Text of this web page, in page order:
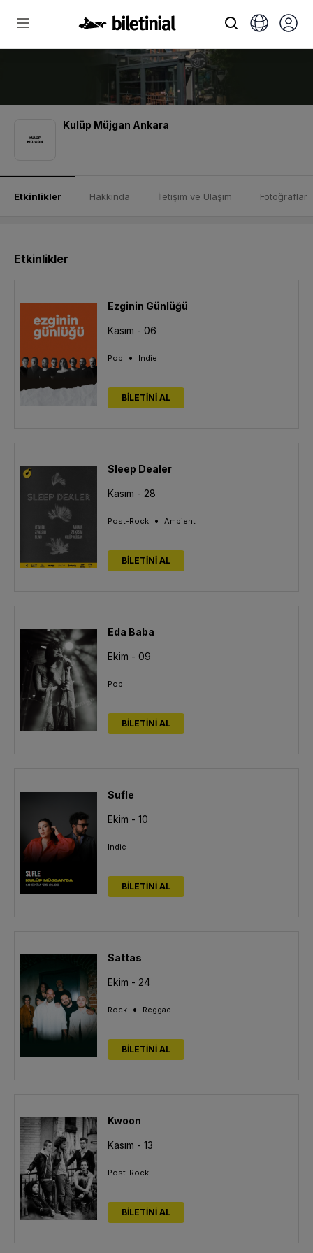
Kulüp Müjgan Ankara
Etkinlikler Hakkında İletişim ve Ulaşım Fotoğraflar
Etkinlikler
Ezginin Günlüğü
Kasım - 06
Pop • Indie
BİLETİNİ AL
Sleep Dealer
Kasım - 28
Post-Rock • Ambient
BİLETİNİ AL
Eda Baba
Ekim - 09
Pop
BİLETİNİ AL
Sufle
Ekim - 10
Indie
BİLETİNİ AL
Sattas
Ekim - 24
Rock • Reggae
BİLETİNİ AL
Kwoon
Kasım - 13
Post-Rock
BİLETİNİ AL